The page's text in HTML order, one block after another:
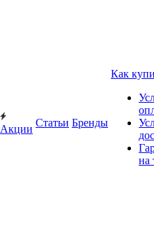
Акции
Статьи Бренды
Как
на